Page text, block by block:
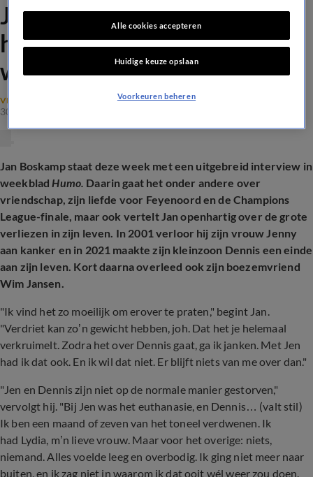
Jan Boskamp openhartig: 'Ik
heb al dat verdriet
weggestopt'
VERONICA OFFSIDE NIEUWS
30 mei 2024, 12:41
Jan Boskamp staat deze week met een uitgebreid interview in
weekbladHumo. Daarin gaat het onder andere over
vriendschap, zijn liefde voor Feyenoord en de Champions
League-finale, maar ook vertelt Jan openhartig over de grote
verliezen in zijn leven. In 2001 verloor hij zijn vrouw Jenny
aan kanker en in 2021 maakte zijn kleinzoon Dennis een einde
aan zijn leven. Kort daarna overleed ook zijn boezemvriend
Wim Jansen.
"Ik vind het zo moeilijk om erover te praten," begint Jan.
"Verdriet kan zo’n gewicht hebben, joh. Dat het je helemaal
verkruimelt. Zodra het over Dennis gaat, ga ik janken. Met Jen
had ik dat ook. En ik wil dat niet. Er blijft niets van me over dan."
"Jen en Dennis zijn niet op de normale manier gestorven,"
vervolgt hij. "Bij Jen was het euthanasie, en Dennis… (valt stil)
Ik ben een maand of zeven van het toneel verdwenen. Ik
had Lydia, m’n lieve vrouw. Maar voor het overige: niets,
niemand. Alles voelde leeg en overbodig. Ik ging niet meer naar
buiten, en ik zag niet in waarom ik dat ooit wél weer zou doen.
Alle cookies accepteren
Huidige keuze opslaan
Voorkeuren beheren